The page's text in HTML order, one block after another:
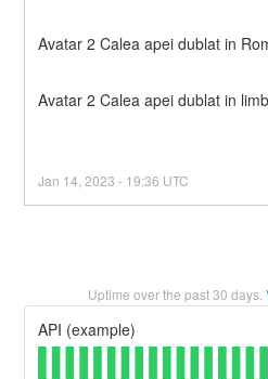
Avatar 2 Calea apei dublat in
Avatar 2 Calea apei dublat in
Jan 14 ,2023 - 19:36 UTC
Uptime over the past30 days.
API (example)